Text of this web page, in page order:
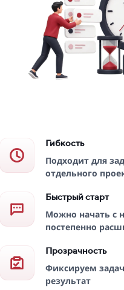
Гибкость
Подходит для
отдельного
Быстрый старт
Можно начать с
постепенно
Прозрачность
Фиксируем
результат